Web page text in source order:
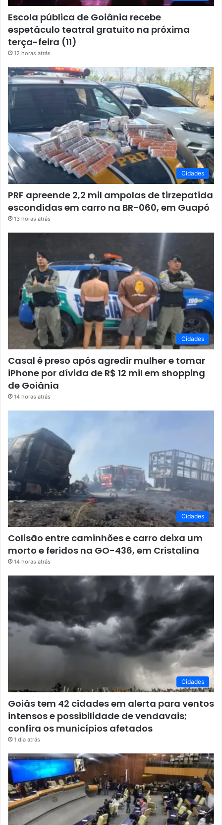
Escola pública de Goiânia recebe
espetáculo teatral gratuito na próxima
terça-feira (11)
12 horas atrás
Cidades
PRF apreende 2,2 mil ampolas de tirzepatida
escondidas em carro na BR-060, em Guapó
13 horas atrás
Cidades
Casal é preso após agredir mulher e tomar
iPhone por dívida de R$ 12 mil em shopping
de Goiânia
14 horas atrás
Cidades
Colisão entre caminhões e carro deixa um
morto e feridos na GO-436, em Cristalina
14 horas atrás
Cidades
Goiás tem 42 cidades em alerta para ventos
intensos e possibilidade de vendavais;
confira os municípios afetados
1 dia atrás